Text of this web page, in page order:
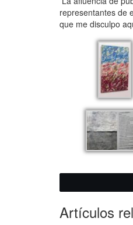
representantes de
que me disculpo
Artículos